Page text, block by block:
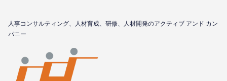
⼈事コンサルティング、⼈材育成、研修、⼈材開発のアクティブ アンド カン
パニー